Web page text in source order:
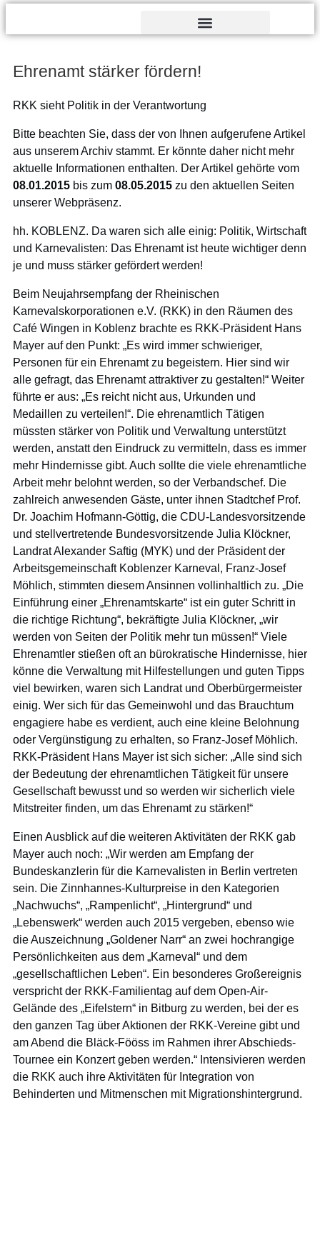
Ehrenamt stärker fördern!
RKK sieht Politik in der Verantwortung
Bitte beachten Sie, dass der von Ihnen aufgerufene Artikel
aus unserem Archiv stammt. Er könnte daher nicht mehr
aktuelle Informationen enthalten. Der Artikel gehörte vom
08.01.2015 bis zum 08.05.2015 zu den aktuellen Seiten
unserer Webpräsenz.
hh. KOBLENZ. Da waren sich alle einig: Politik, Wirtschaft
und Karnevalisten: Das Ehrenamt ist heute wichtiger denn
je und muss stärker gefördert werden!
Beim Neujahrsempfang der Rheinischen
Karnevalskorporationen e.V. (RKK) in den Räumen des
Café Wingen in Koblenz brachte es RKK-Präsident Hans
Mayer auf den Punkt: „Es wird immer schwieriger,
Personen für ein Ehrenamt zu begeistern. Hier sind wir
alle gefragt, das Ehrenamt attraktiver zu gestalten!“ Weiter
führte er aus: „Es reicht nicht aus, Urkunden und
Medaillen zu verteilen!“. Die ehrenamtlich Tätigen
müssten stärker von Politik und Verwaltung unterstützt
werden, anstatt den Eindruck zu vermitteln, dass es immer
mehr Hindernisse gibt. Auch sollte die viele ehrenamtliche
Arbeit mehr belohnt werden, so der Verbandschef. Die
zahlreich anwesenden Gäste, unter ihnen Stadtchef Prof.
Dr. Joachim Hofmann-Göttig, die CDU-Landesvorsitzende
und stellvertretende Bundesvorsitzende Julia Klöckner,
Landrat Alexander Saftig (MYK) und der Präsident der
Arbeitsgemeinschaft Koblenzer Karneval, Franz-Josef
Möhlich, stimmten diesem Ansinnen vollinhaltlich zu. „Die
Einführung einer „Ehrenamtskarte“ ist ein guter Schritt in
die richtige Richtung“, bekräftigte Julia Klöckner, „wir
werden von Seiten der Politik mehr tun müssen!“ Viele
Ehrenamtler stießen oft an bürokratische Hindernisse, hier
könne die Verwaltung mit Hilfestellungen und guten Tipps
viel bewirken, waren sich Landrat und Oberbürgermeister
einig. Wer sich für das Gemeinwohl und das Brauchtum
engagiere habe es verdient, auch eine kleine Belohnung
oder Vergünstigung zu erhalten, so Franz-Josef Möhlich.
RKK-Präsident Hans Mayer ist sich sicher: „Alle sind sich
der Bedeutung der ehrenamtlichen Tätigkeit für unsere
Gesellschaft bewusst und so werden wir sicherlich viele
Mitstreiter finden, um das Ehrenamt zu stärken!“
Einen Ausblick auf die weiteren Aktivitäten der RKK gab
Mayer auch noch: „Wir werden am Empfang der
Bundeskanzlerin für die Karnevalisten in Berlin vertreten
sein. Die Zinnhannes-Kulturpreise in den Kategorien
„Nachwuchs“, „Rampenlicht“, „Hintergrund“ und
„Lebenswerk“ werden auch 2015 vergeben, ebenso wie
die Auszeichnung „Goldener Narr“ an zwei hochrangige
Persönlichkeiten aus dem „Karneval“ und dem
„gesellschaftlichen Leben“. Ein besonderes Großereignis
verspricht der RKK-Familientag auf dem Open-Air-
Gelände des „Eifelstern“ in Bitburg zu werden, bei der es
den ganzen Tag über Aktionen der RKK-Vereine gibt und
am Abend die Bläck-Fööss im Rahmen ihrer Abschieds-
Tournee ein Konzert geben werden.“ Intensivieren werden
die RKK auch ihre Aktivitäten für Integration von
Behinderten und Mitmenschen mit Migrationshintergrund.